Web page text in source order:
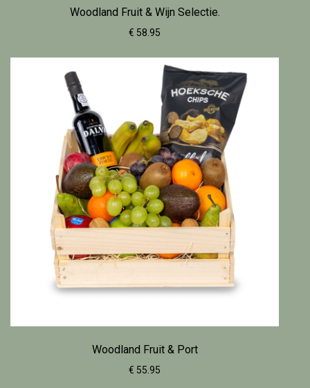
Woodland Fruit & Wijn Selectie.
€ 58.95
Woodland Fruit & Port
€ 55.95